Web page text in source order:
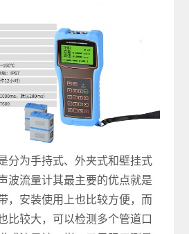
分为手持式、外夹式和壁挂式
波流量计其最主要的优点就是
，安装使用上也比较方便，而
比较大，可以检测多个管道口